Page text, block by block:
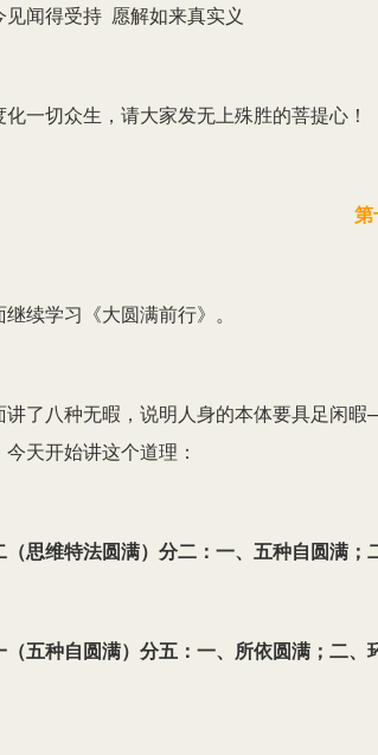
见闻得受持 愿解如来真实义
化一切众生，请大家发无上殊胜的菩提心！
第
继续学习《大圆满前行》。
讲了八种无暇，说明人身的本体要具足闲
今天开始讲这个道理：
（思维特法圆满）分二：一、五种自圆满；
（五种自圆满）分五：一、所依圆满；二